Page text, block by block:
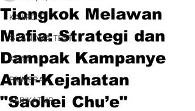
KAJIPOST
GRANDMA TEST
KILAT
PRIMERA
KARIKATUR
Tiongkok Melawan
Mafia: Strategi dan
Dampak Kampanye
Anti-Kejahatan
"Saohei Chu’e"